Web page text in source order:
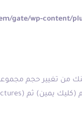
من تغيير حجم